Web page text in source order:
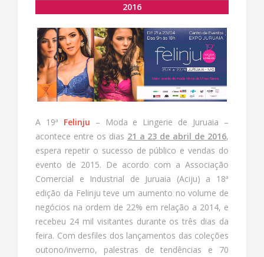
2016
A 19ª Felinju – Moda e Lingerie de Juruaia –
acontece entre os dias 21 a 23 de abril de 2016,
espera repetir o sucesso de público e vendas do
evento de 2015. De acordo com a Associação
Comercial e Industrial de Juruaia (Aciju) a 18ª
edição da Felinju teve um aumento no volume de
negócios na ordem de 22% em relação a 2014, e
recebeu 24 mil visitantes durante os três dias da
feira. Com desfiles dos lançamentos das coleções
outono/inverno, palestras de tendências e 70